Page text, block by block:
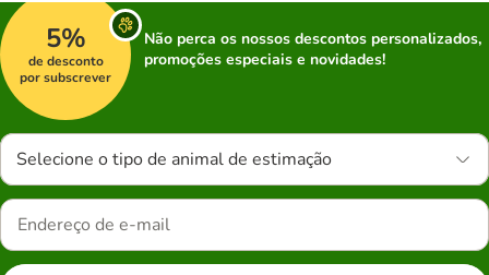
5%
de desconto
por subscrever
Não perca os nossos descontos personalizados,
promoções especiais e novidades!
Selecione o tipo de animal de estimação